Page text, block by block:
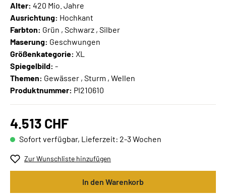
Alter: 420 Mio. Jahre
Ausrichtung: Hochkant
Farbton: Grün , Schwarz , Silber
Maserung: Geschwungen
Größenkategorie: XL
Spiegelbild: -
Themen: Gewässer , Sturm , Wellen
Produktnummer: PI210610
4.513 CHF
Sofort verfügbar, Lieferzeit: 2-3 Wochen
Zur Wunschliste hinzufügen
In den Warenkorb